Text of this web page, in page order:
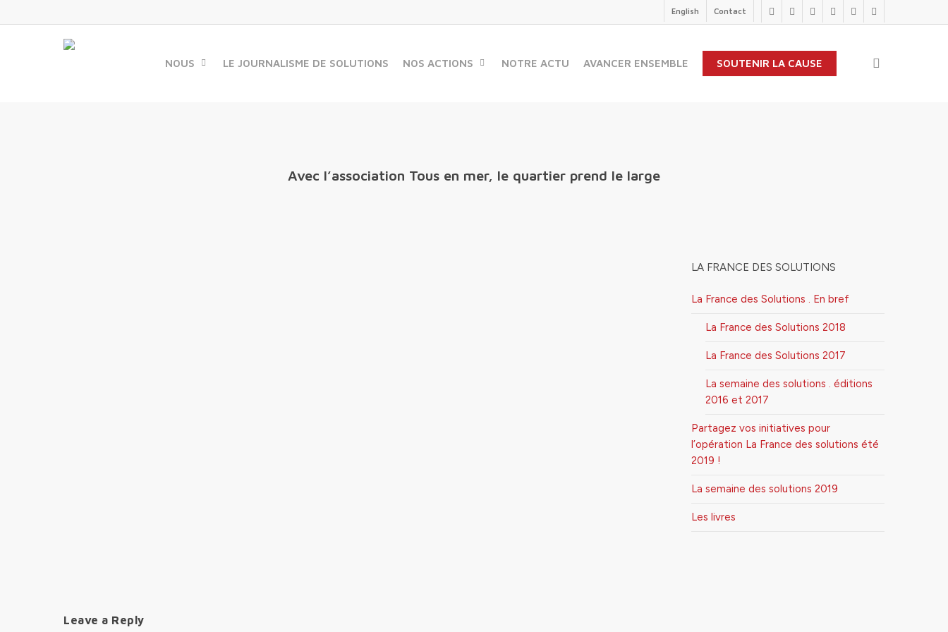
to
twitterfacebooklinkedinyoutubeinstagram
flickr
English Contact
NOUS LE JOURNALISME DE SOLUTIONS NOS ACTIONS NOTRE ACTU AVANCER ENSEMBLE SOUTENIR LA CAUSE
Avec l’association Tous en mer, le quartier prend le large
LA FRANCE DES SOLUTIONS
La France des Solutions . En bref
La France des Solutions 2018
La France des Solutions 2017
La semaine des solutions . éditions
2016 et 2017
Partagez vos initiatives pour
l’opération La France des solutions été
2019 !
La semaine des solutions 2019
Les livres
Leave a Reply